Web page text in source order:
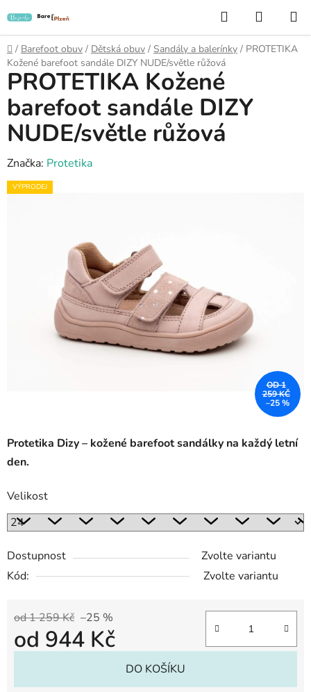
na
obsah
Hledat
KOŠÍK
Domů
/ Barefoot obuv / Dětská obuv / Sandály a balerínky / PROTETIKA
Kožené barefoot sandále DIZY NUDE/světle růžová
Protetika Dizy – kožené barefoot sandálky na každý letní
den.
Velikost
Dostupnost
Zvolte variantu
Kód:
Zvolte variantu
od 1 259 Kč –25 %
od 944 Kč
DO KOŠÍKU
PROTETIKA Kožené
barefoot sandále DIZY
NUDE/světle růžová
Značka: Protetika
VÝPRODEJ
OD 1
259 KČ
–25 %